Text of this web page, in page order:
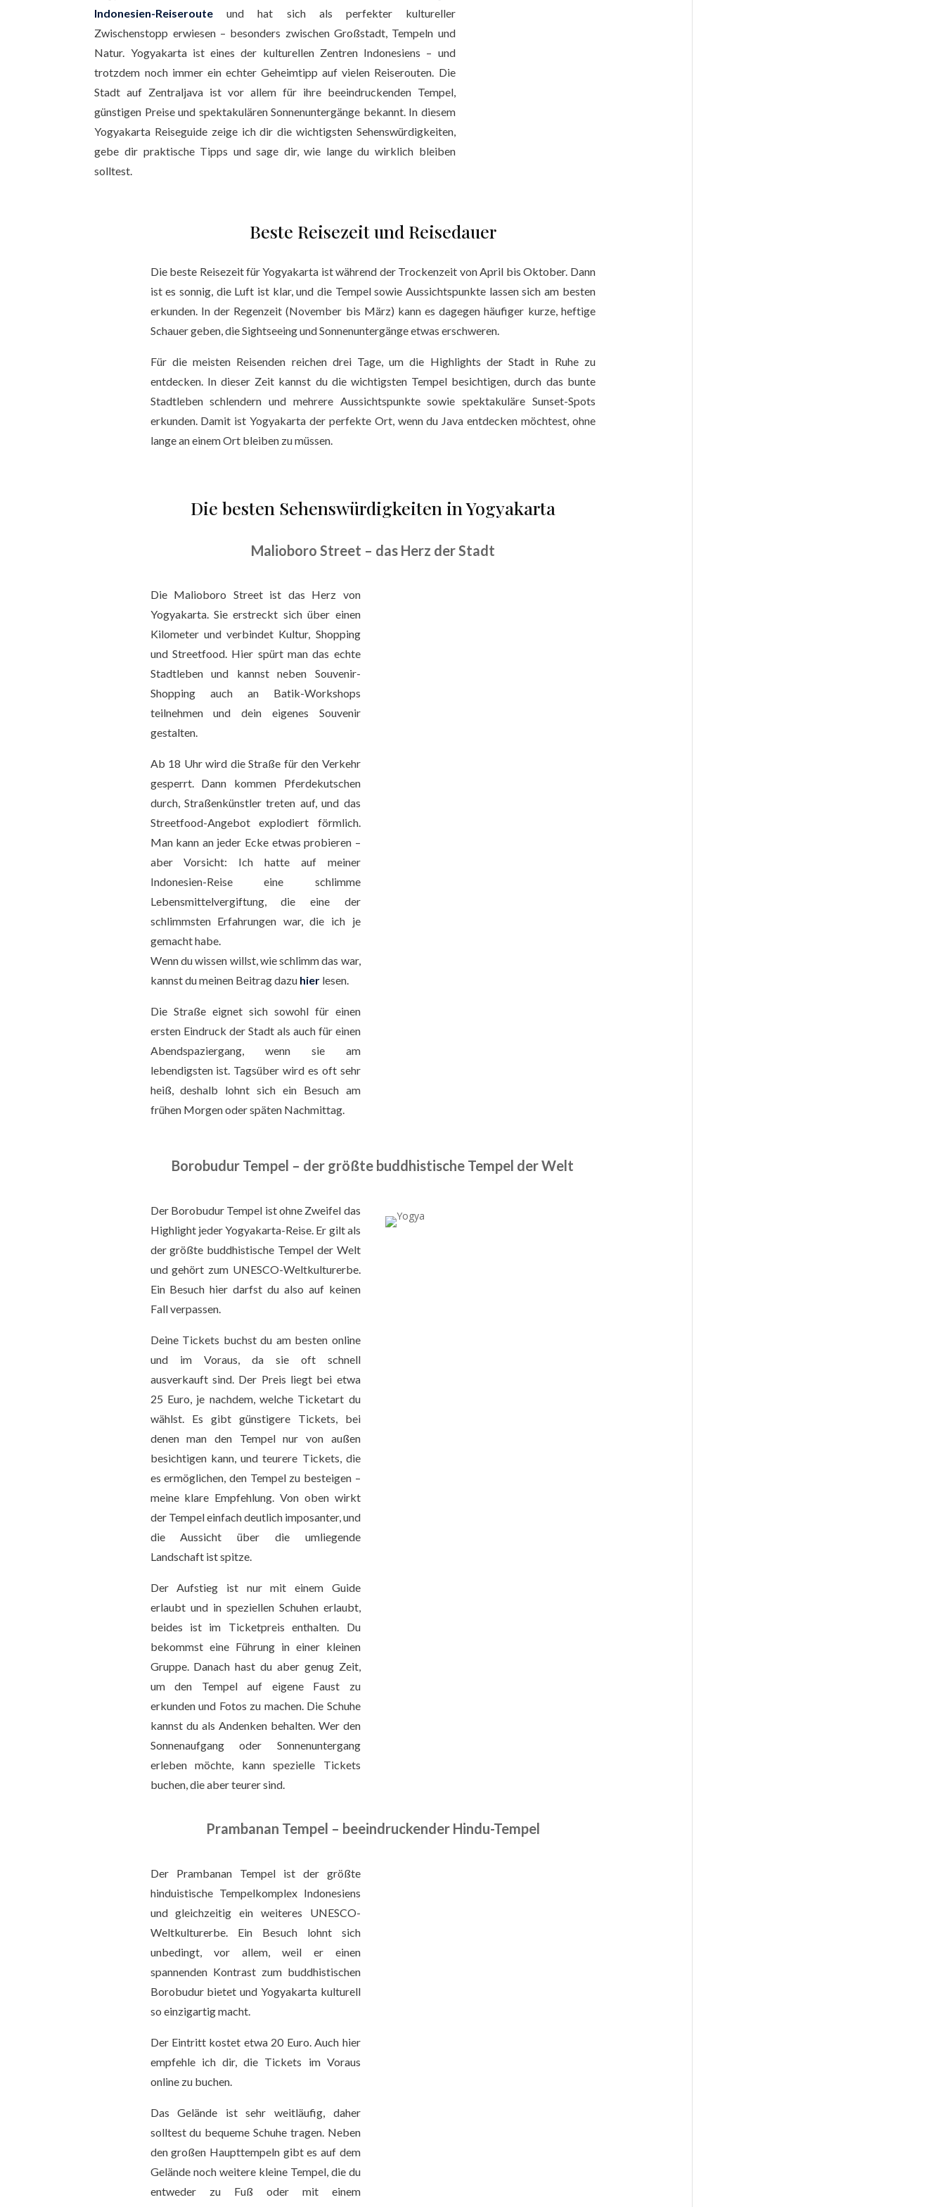
Indonesien-Reiseroute und hat sich als perfekter kultureller
Zwischenstopp erwiesen – besonders zwischen Großstadt, Tempeln und
Natur. Yogyakarta ist eines der kulturellen Zentren Indonesiens – und
trotzdem noch immer ein echter Geheimtipp auf vielen Reiserouten. Die
Stadt auf Zentraljava ist vor allem für ihre beeindruckenden Tempel,
günstigen Preise und spektakulären Sonnenuntergänge bekannt. In diesem
Yogyakarta Reiseguide zeige ich dir die wichtigsten Sehenswürdigkeiten,
gebe dir praktische Tipps und sage dir, wie lange du wirklich bleiben
solltest.
Beste Reisezeit und Reisedauer
Die beste Reisezeit für Yogyakarta ist während der Trockenzeit von April bis Oktober. Dann
ist es sonnig, die Luft ist klar, und die Tempel sowie Aussichtspunkte lassen sich am besten
erkunden. In der Regenzeit (November bis März) kann es dagegen häufiger kurze, heftige
Schauer geben, die Sightseeing und Sonnenuntergänge etwas erschweren.
Für die meisten Reisenden reichen drei Tage, um die Highlights der Stadt in Ruhe zu
entdecken. In dieser Zeit kannst du die wichtigsten Tempel besichtigen, durch das bunte
Stadtleben schlendern und mehrere Aussichtspunkte sowie spektakuläre Sunset-Spots
erkunden. Damit ist Yogyakarta der perfekte Ort, wenn du Java entdecken möchtest, ohne
lange an einem Ort bleiben zu müssen.
Die besten Sehenswürdigkeiten in Yogyakarta
Malioboro Street – das Herz der Stadt
Die Malioboro Street ist das Herz von
Yogyakarta. Sie erstreckt sich über einen
Kilometer und verbindet Kultur, Shopping
und Streetfood. Hier spürt man das echte
Stadtleben und kannst neben Souvenir-
Shopping auch an Batik-Workshops
teilnehmen und dein eigenes Souvenir
gestalten.
Ab 18 Uhr wird die Straße für den Verkehr
gesperrt. Dann kommen Pferdekutschen
durch, Straßenkünstler treten auf, und das
Streetfood-Angebot explodiert förmlich.
Man kann an jeder Ecke etwas probieren –
aber Vorsicht: Ich hatte auf meiner
Indonesien-Reise eine schlimme
Lebensmittelvergiftung, die eine der
schlimmsten Erfahrungen war, die ich je
gemacht habe.
Wenn du wissen willst, wie schlimm das war,
kannst du meinen Beitrag dazu hier lesen.
Die Straße eignet sich sowohl für einen
ersten Eindruck der Stadt als auch für einen
Abendspaziergang, wenn sie am
lebendigsten ist. Tagsüber wird es oft sehr
heiß, deshalb lohnt sich ein Besuch am
frühen Morgen oder späten Nachmittag.
Borobudur Tempel – der größte buddhistische Tempel der Welt
Der Borobudur Tempel ist ohne Zweifel das
Highlight jeder Yogyakarta-Reise. Er gilt als
der größte buddhistische Tempel der Welt
und gehört zum UNESCO-Weltkulturerbe.
Ein Besuch hier darfst du also auf keinen
Fall verpassen.
Deine Tickets buchst du am besten online
und im Voraus, da sie oft schnell
ausverkauft sind. Der Preis liegt bei etwa
25 Euro, je nachdem, welche Ticketart du
wählst. Es gibt günstigere Tickets, bei
denen man den Tempel nur von außen
besichtigen kann, und teurere Tickets, die
es ermöglichen, den Tempel zu besteigen –
meine klare Empfehlung. Von oben wirkt
der Tempel einfach deutlich imposanter, und
die Aussicht über die umliegende
Landschaft ist spitze.
Der Aufstieg ist nur mit einem Guide
erlaubt und in speziellen Schuhen erlaubt,
beides ist im Ticketpreis enthalten. Du
bekommst eine Führung in einer kleinen
Gruppe. Danach hast du aber genug Zeit,
um den Tempel auf eigene Faust zu
erkunden und Fotos zu machen. Die Schuhe
kannst du als Andenken behalten. Wer den
Sonnenaufgang oder Sonnenuntergang
erleben möchte, kann spezielle Tickets
buchen, die aber teurer sind.
Prambanan Tempel – beeindruckender Hindu-Tempel
Der Prambanan Tempel ist der größte
hinduistische Tempelkomplex Indonesiens
und gleichzeitig ein weiteres UNESCO-
Weltkulturerbe. Ein Besuch lohnt sich
unbedingt, vor allem, weil er einen
spannenden Kontrast zum buddhistischen
Borobudur bietet und Yogyakarta kulturell
so einzigartig macht.
Der Eintritt kostet etwa 20 Euro. Auch hier
empfehle ich dir, die Tickets im Voraus
online zu buchen.
Das Gelände ist sehr weitläufig, daher
solltest du bequeme Schuhe tragen. Neben
den großen Haupttempeln gibt es auf dem
Gelände noch weitere kleine Tempel, die du
entweder zu Fuß oder mit einem